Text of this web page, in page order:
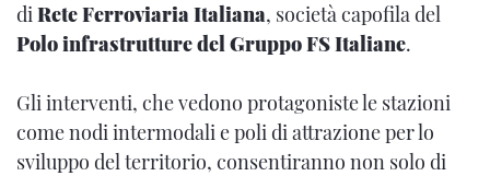
diRete Ferroviaria Italiana, società capofila del
Polo infrastrutture del Gruppo FS Italiane.
Gli interventi, che vedono protagoniste le stazioni
come nodi intermodali e poli di attrazione per lo
sviluppo del territorio, consentiranno non solo di